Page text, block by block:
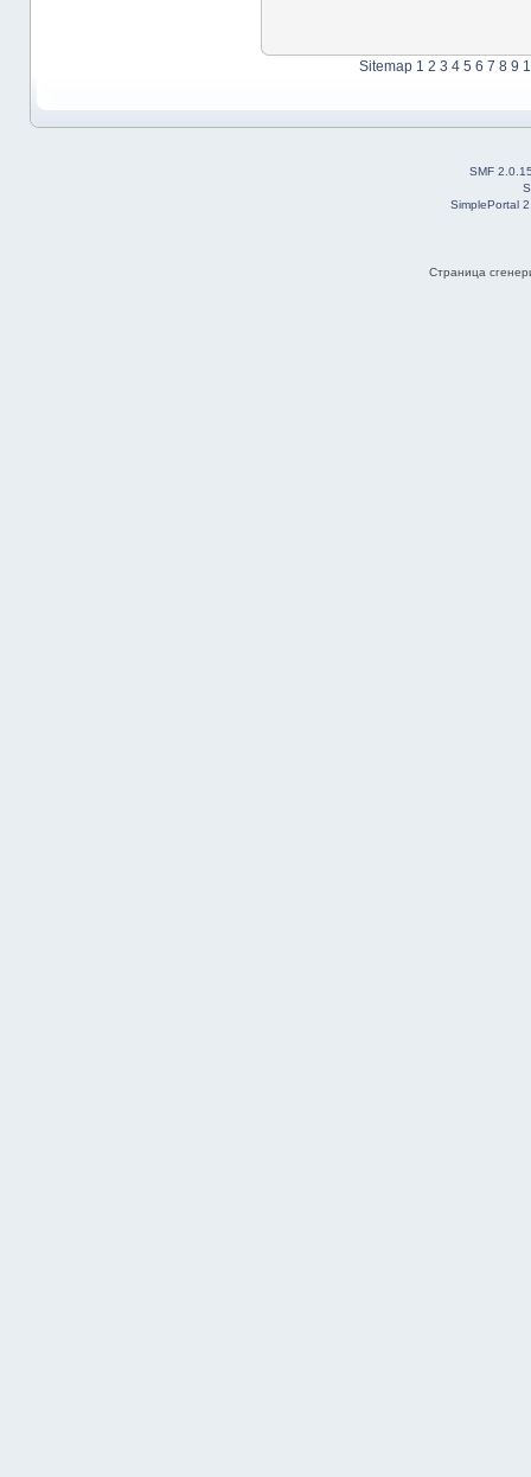
Sitemap 1 2 3 4 5 6 7 8 9
SMF
SimplePortal
Страница